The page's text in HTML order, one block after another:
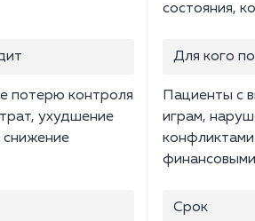
потерю контроля
ухудшение
снижение
состояния,
Для кого
Пациенты с
играм,
Срок